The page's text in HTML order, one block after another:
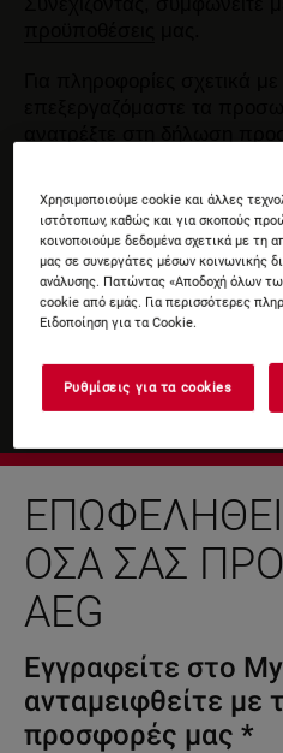
ΌΣΑ ΣΑΣ
AEG
Εγγραφείτε στο
ανταμειφθείτε με
προσφορές μας *
Χρησιμοποιούμε cookie και άλλες
ιστότοπων, καθώς και για σκοπούς
κοινοποιούμε δεδομένα σχετικά με τη
μας σε συνεργάτες μέσων κοινωνικής
ανάλυσης. Πατώντας «Αποδοχή όλων
cookie από εμάς. Για περισσότερες
Ειδοποίηση για τα Cookie.
Ρυθμίσεις για τα cookies